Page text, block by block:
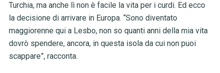
Turchia, ma anche lì non è facile la vita per i curdi. Ed ecco
la decisione di arrivare in Europa. “Sono diventato
maggiorenne qui a Lesbo, non so quanti anni della mia vita
dovrò spendere, ancora, in questa isola da cui non puoi
scappare”, racconta.